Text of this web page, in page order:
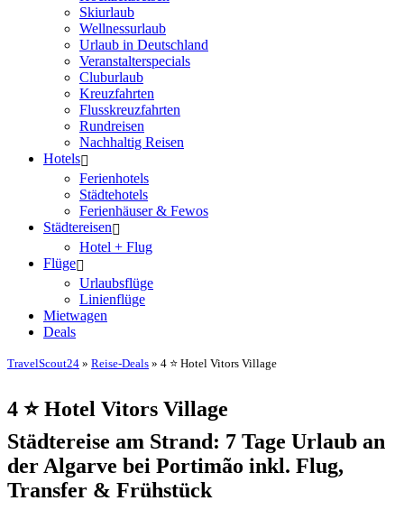
Skiurlaub
Wellnessurlaub
Urlaub in Deutschland
Veranstalterspecials
Cluburlaub
Kreuzfahrten
Flusskreuzfahrten
Rundreisen
Nachhaltig Reisen
Hotels
Ferienhotels
Städtehotels
Ferienhäuser & Fewos
Städtereisen
Hotel + Flug
Flüge
Urlaubsflüge
Linienflüge
Mietwagen
Deals
TravelScout24 » Reise-Deals » 4 ⭐ Hotel Vitors Village
4 ⭐ Hotel Vitors Village
Städtereise am Strand: 7 Tage Urlaub an
der Algarve bei Portimão inkl. Flug,
Transfer & Frühstück